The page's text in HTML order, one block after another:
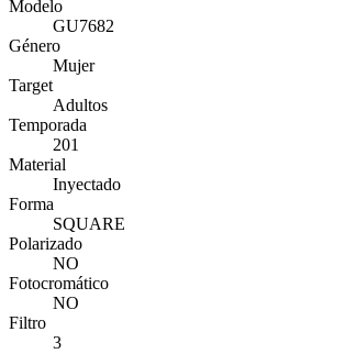
Modelo
GU7682
Género
Mujer
Target
Adultos
Temporada
201
Material
Inyectado
Forma
SQUARE
Polarizado
NO
Fotocromático
NO
Filtro
3